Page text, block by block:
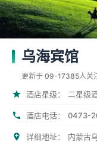
乌海宾馆
更新于 09-17385人关
酒店星级： 二星级
酒店电话： 0473-
详细地址： 内蒙古